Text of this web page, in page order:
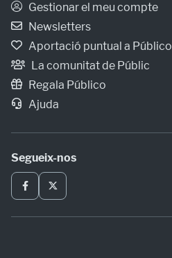
Gestionar el meu compte
Newsletters
Aportació puntual a Público
La comunitat de Públic
Regala Público
Ajuda
Segueix-nos